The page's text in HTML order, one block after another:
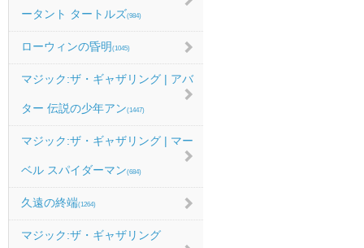
ータント タートルズ(984)
ローウィンの昏明 (1045)
マジック:ザ・ギャザリング | アバ
ター 伝説の少年アン(1447)
マジック:ザ・ギャザリング | マー
ベル スパイダーマン(684)
久遠の終端(1264)
マジック:ザ・ギャザリング